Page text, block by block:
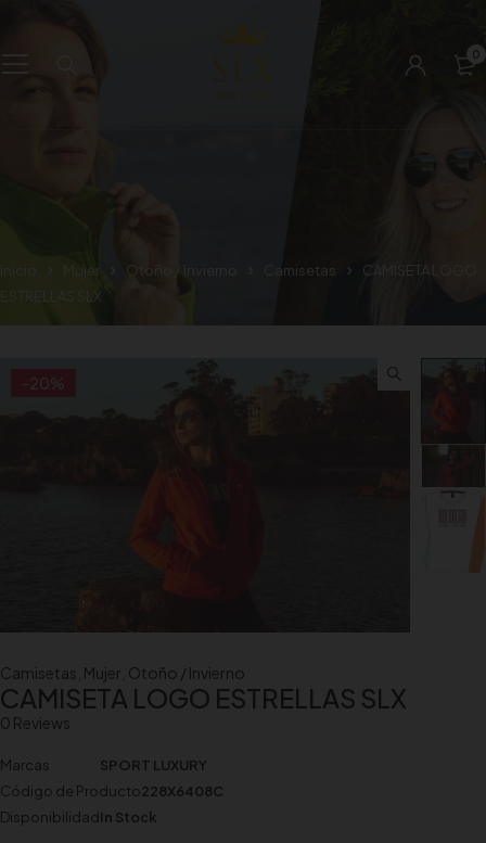
0
Inicio Mujer Otoño / Invierno Camisetas
CAMISETA LOGO
ESTRELLAS SLX
-20%
Camisetas Mujer Otoño / Invierno
CAMISETA LOGO ESTRELLAS SLX
0 Reviews
Marcas
SPORT LUXURY
Código de Producto228X6408C
DisponibilidadIn Stock